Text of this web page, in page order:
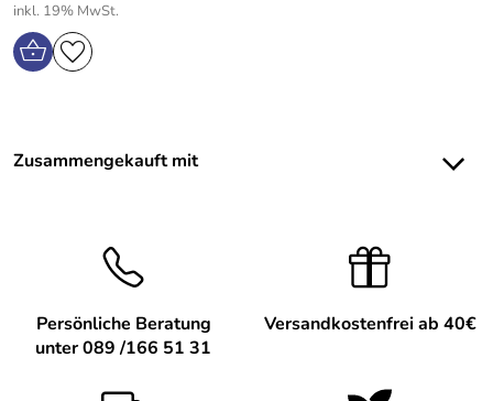
inkl. 19% MwSt.
Zusammengekauft mit
Persönliche Beratung
unter 089 /166 51 31
Versandkostenfrei ab 40€